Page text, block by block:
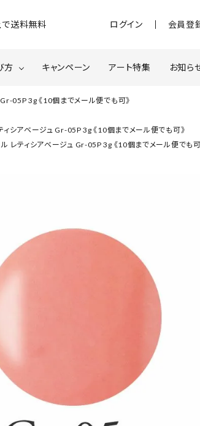
送料無料 ログイン 会員登
ラム ネイルパーツ
方 キャンペーン アート特集 お知ら
05P 3g 《10個までメール便でも可》
ィシアベージュ Gr-05P 3g 《10個までメール便でも可》
レティシアベージュ Gr-05P 3g 《10個までメール便でも可